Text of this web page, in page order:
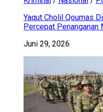
Yaqut Cholil Qoumas
Percepat Penanganan
Juni 29, 2026